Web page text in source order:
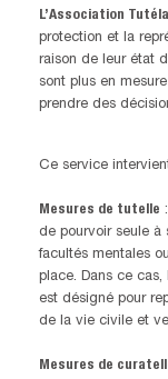
L’Association
protection et la
raison de leur état
sont plus en
prendre des
Ce service
Mesures de tutelle
de pourvoir seule à
facultés mentales
place. Dans ce
est désigné pour
de la vie civile et
Mesures de